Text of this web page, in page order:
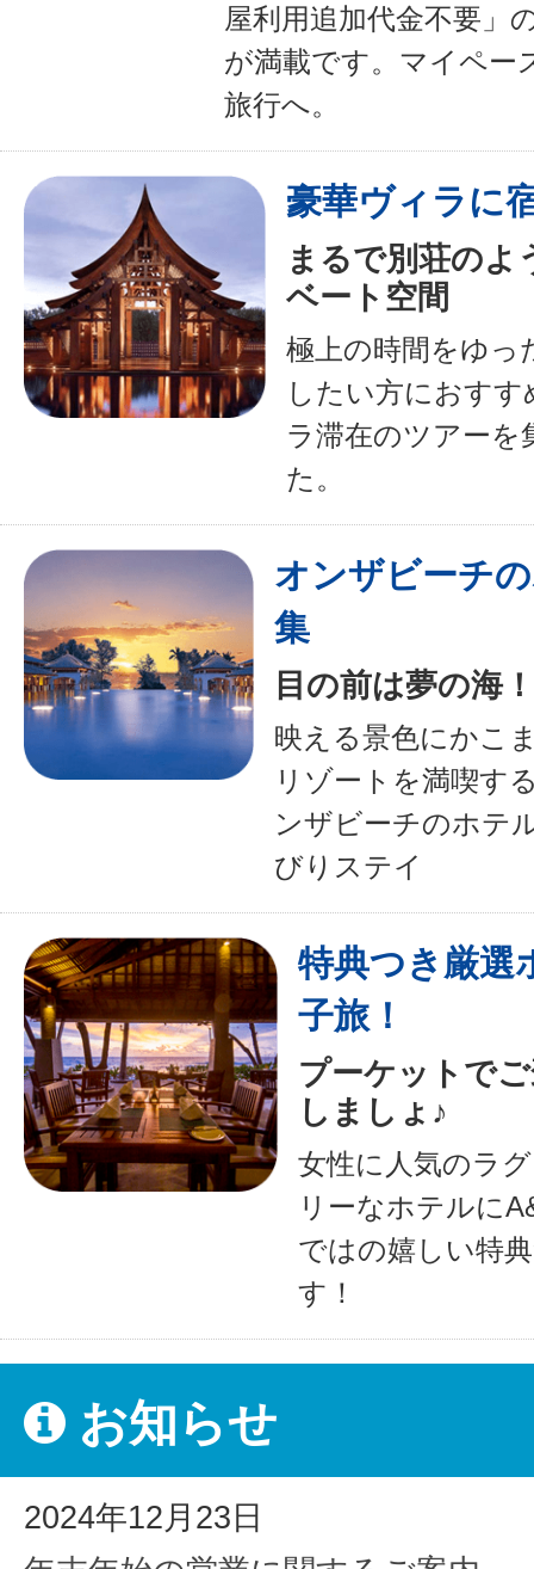
屋利用追加代金不要」
が満載です。マイペー
旅行へ。
豪華ヴィラに
まるで別荘のよ
ベート空間
極上の時間をゆっ
したい方におすす
ラ滞在のツアーを
た。
オンザビーチ
集
目の前は夢の海
映える景色にかこ
リゾートを満喫す
ンザビーチのホテ
びりステイ
特典つき厳選
子旅！
プーケットで
しましょ♪
女性に人気のラ
リーなホテルに
ではの嬉しい特
す！
お知らせ
2024年12月23日